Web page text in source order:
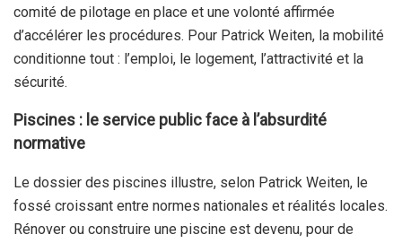
comité de pilotage en place et une volonté affirmée
d’accélérer les procédures. Pour Patrick Weiten, la mobilité
conditionne tout : l’emploi, le logement, l’attractivité et la
sécurité.
Piscines : le service public face à l’absurdité
normative
Le dossier des piscines illustre, selon Patrick Weiten, le
fossé croissant entre normes nationales et réalités locales.
Rénover ou construire une piscine est devenu, pour de